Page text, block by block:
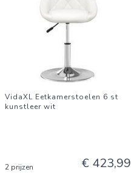
VidaXL Eetkamerstoelen 6 st
kunstleer wit
2 prijzen € 423,99